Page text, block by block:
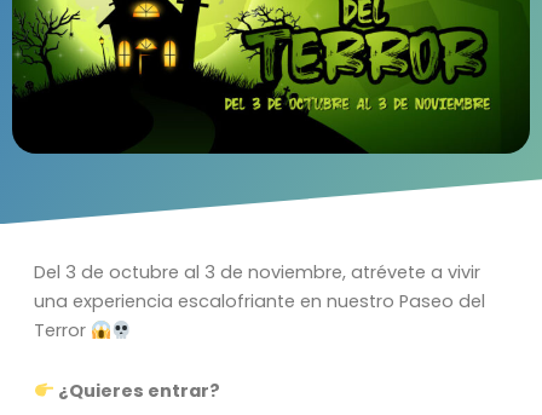
Del 3 de octubre al 3 de noviembre, atrévete a vivir
una experiencia escalofriante en nuestro Paseo del
Terror
¿Quieres entrar?